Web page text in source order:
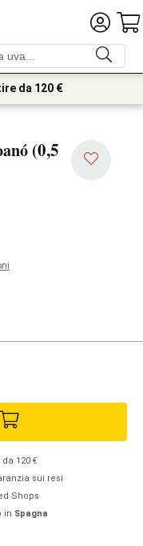
da 120 €
(0,5
120 €
sui resi
Shops
in Spagna